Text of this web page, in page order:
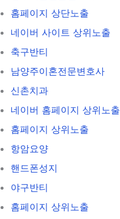
홈페이지 상단노출
네이버 사이트 상위노출
축구반티
남양주이혼전문변호사
신촌치과
네이버 홈페이지 상위노출
홈페이지 상위노출
항암요양
핸드폰성지
야구반티
홈페이지 상위노출